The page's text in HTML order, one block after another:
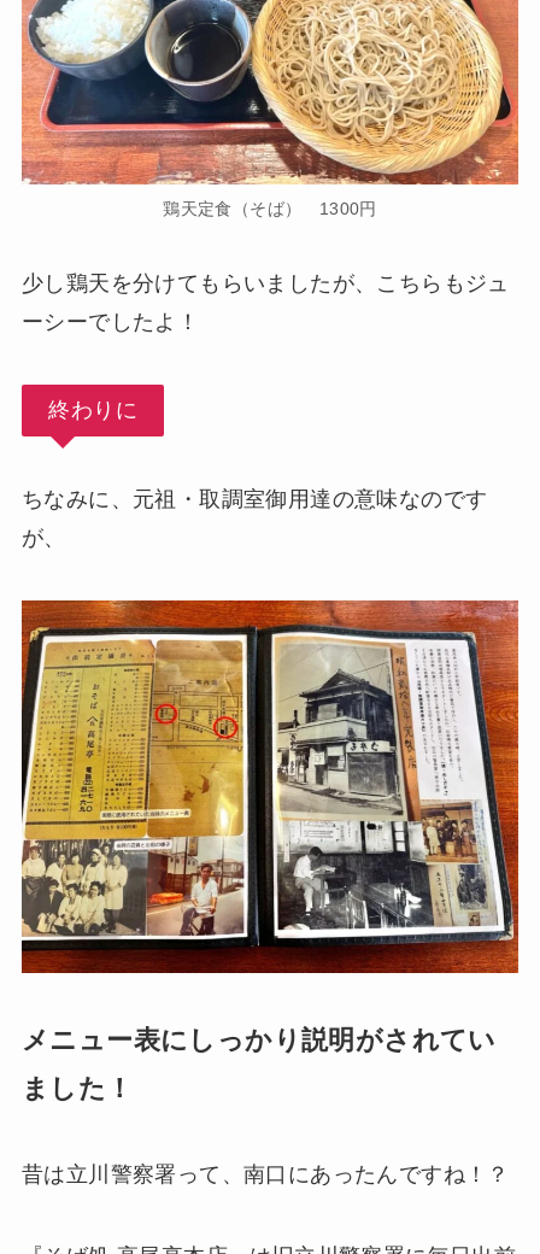
鶏天定食（そば） 1300円
少し鶏天を分けてもらいましたが、こちらもジュ
ーシーでしたよ！
終わりに
ちなみに、元祖・取調室御用達の意味なのです
が、
メニュー表にしっかり説明がされてい
ました！
昔は立川警察署って、南口にあったんですね！？